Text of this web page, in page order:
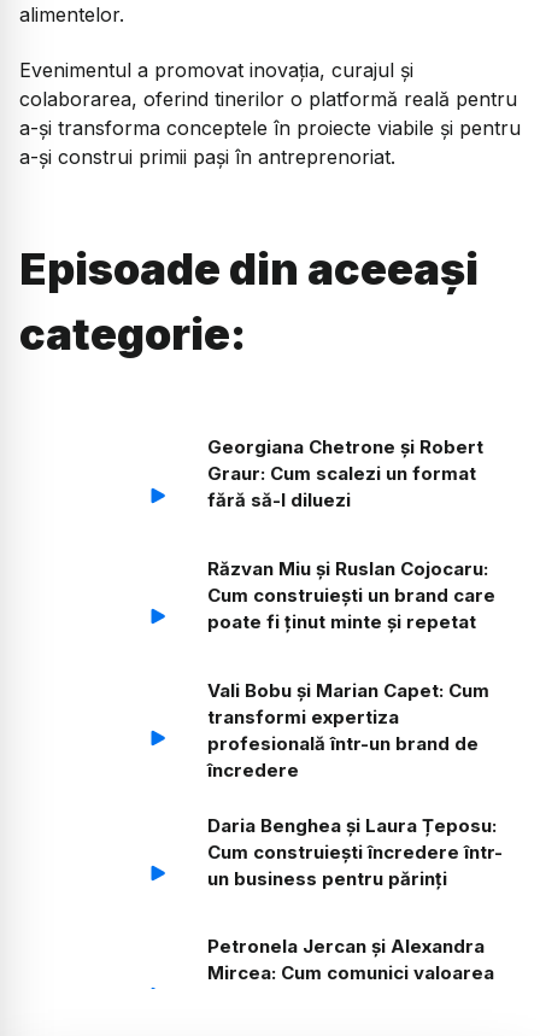
alimentelor.
Evenimentul a promovat inovația, curajul și
colaborarea, oferind tinerilor o platformă reală pentru
a-și transforma conceptele în proiecte viabile și pentru
a-și construi primii pași în antreprenoriat.
Episoade din aceeași
categorie:
Georgiana Chetrone și Robert
Graur: Cum scalezi un format
fără să-l diluezi
Răzvan Miu și Ruslan Cojocaru:
Cum construiești un brand care
poate fi ținut minte și repetat
Vali Bobu și Marian Capet: Cum
transformi expertiza
profesională într-un brand de
încredere
Daria Benghea și Laura Țeposu:
Cum construiești încredere într-
un business pentru părinți
Petronela Jercan și Alexandra
Mircea: Cum comunici valoarea